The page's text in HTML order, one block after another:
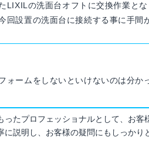
の洗面台オフトに交換作業とな
設置の洗面台に接続する事に手間
ォームをしないといけないのは分
ったプロフェッショナルとして、お
に説明し、お客様の疑問にもしっか